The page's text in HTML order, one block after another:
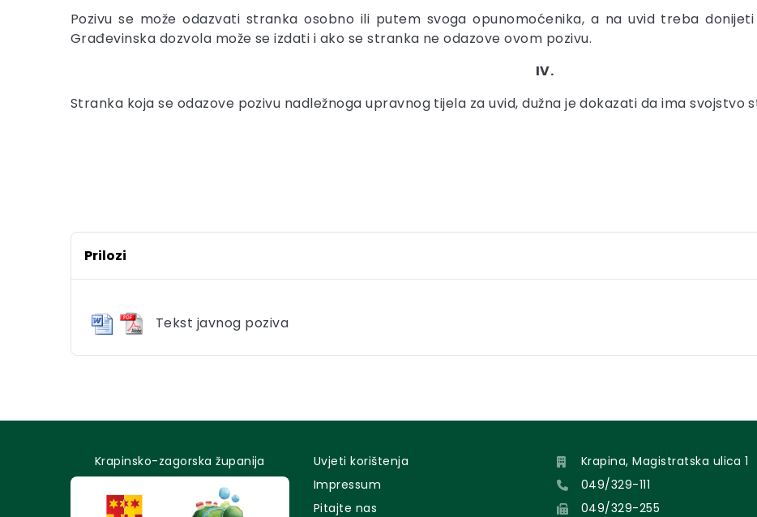
Pozivu se može odazvati stranka osobno ili putem svoga opunomoćenika, a na uvid treba
Građevinska dozvola može se izdati i ako se stranka ne odazove ovom pozivu.
IV.
Stranka koja se odazove pozivu nadležnoga upravnog tijela za uvid, dužna je dokazati da ima svojstvo
Prilozi
Tekst javnog poziva
Krapinsko-zagorska županija
Uvjeti korištenja
Impressum
Pitajte nas
Krapina, Magistratska ulica 1
049/329-111
049/329-255